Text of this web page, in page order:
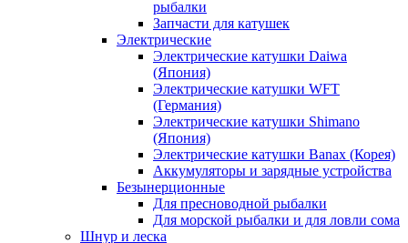
рыбалки
Запчасти для катушек
Электрические
Электрические катушки Daiwa
(Япония)
Электрические катушки WFT
(Германия)
Электрические катушки Shimano
(Япония)
Электрические катушки Banax (Корея)
Аккумуляторы и зарядные устройства
Безынерционные
Для пресноводной рыбалки
Для морской рыбалки и для ловли сома
Шнур и леска